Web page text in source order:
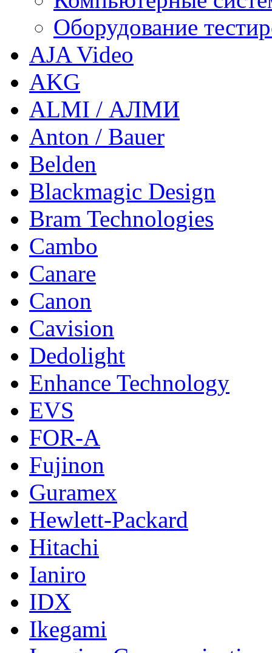
Оборудование
AJA Video
AKG
ALMI / АЛМИ
Anton / Bauer
Belden
Blackmagic Design
Bram Technologies
Cambo
Canare
Canon
Cavision
Dedolight
Enhance Technology
EVS
FOR-A
Fujinon
Guramex
Hewlett-Packard
Hitachi
Ianiro
IDX
Ikegami